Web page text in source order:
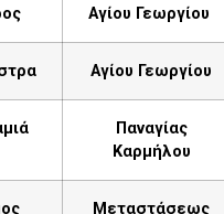
Αγίου Γεωργίου
Αγίου Γεωργίου
Παναγίας
Καρμήλου
Μεταστάσεως